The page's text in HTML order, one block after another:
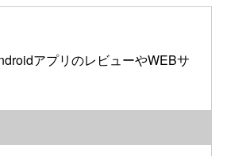
アプリのレビューやWEBサ